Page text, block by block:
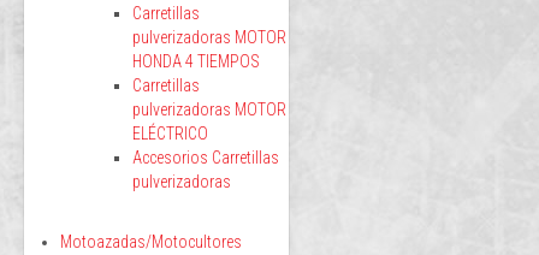
Carretillas
pulverizadoras MOTOR
HONDA 4 TIEMPOS
Carretillas
pulverizadoras MOTOR
ELÉCTRICO
Accesorios Carretillas
pulverizadoras
Motoazadas/Motocultores